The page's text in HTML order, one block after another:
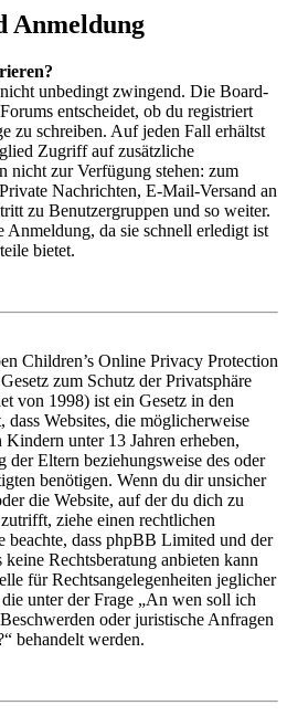
Anmeldung
unbedingt zwingend. Die Board-
entscheidet, ob du registriert
zu schreiben. Auf jeden Fall erhältst
Zugriff auf zusätzliche
nicht zur Verfügung stehen: zum
Nachrichten, E-Mail-Versand an
zu Benutzergruppen und so weiter.
Anmeldung, da sie schnell erledigt ist
bietet.
Children’s Online Privacy Protection
zum Schutz der Privatsphäre
von 1998) ist ein Gesetz in den
Websites, die möglicherweise
unter 13 Jahren erheben,
der Eltern beziehungsweise des oder
benötigen. Wenn du dir unsicher
die Website, auf der du dich zu
ziehe einen rechtlichen
beachte, dass phpBB Limited und der
keine Rechtsberatung anbieten kann
für Rechtsangelegenheiten jeglicher
unter der Frage „An wen soll ich
oder juristische Anfragen
behandelt werden.